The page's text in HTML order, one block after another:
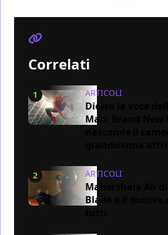
Correlati
1 ARTICOLI
Dietro la voce
Man: Brand New
2 ARTICOLI
Mahershala Ali
Blade e il motivo